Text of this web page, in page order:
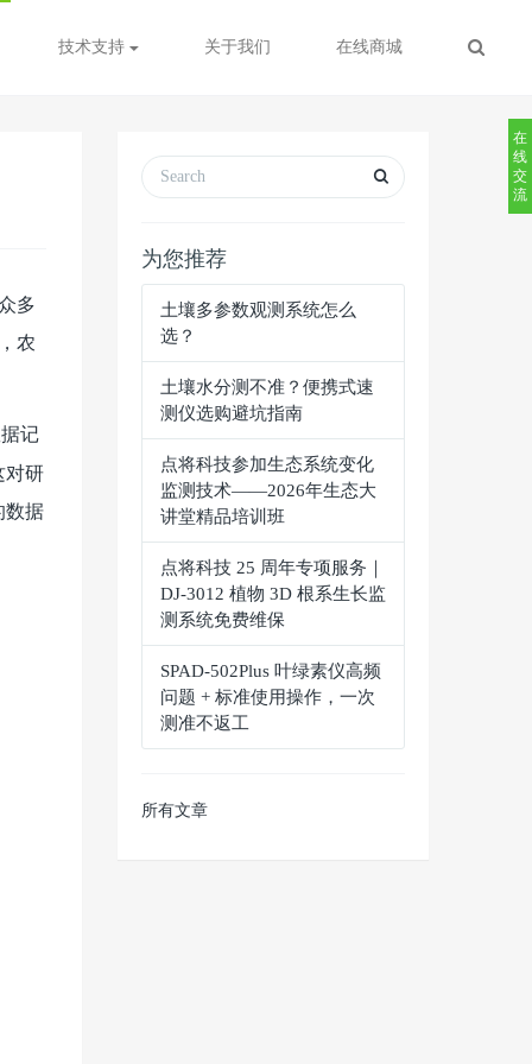
技术支持 关于我们 在线商城
多
农
记
对研
数据
为您推荐
土壤多参数观测系统怎么
选？
土壤水分测不准？便携式速
测仪选购避坑指南
点将科技参加生态系统变化
监测技术——2026年生态大
讲堂精品培训班
点将科技 25 周年专项服务｜
DJ-3012 植物 3D 根系生长监
测系统免费维保
SPAD‑502Plus 叶绿素仪高频
问题 + 标准使用操作，一次
测准不返工
所有文章
在
线
交
流